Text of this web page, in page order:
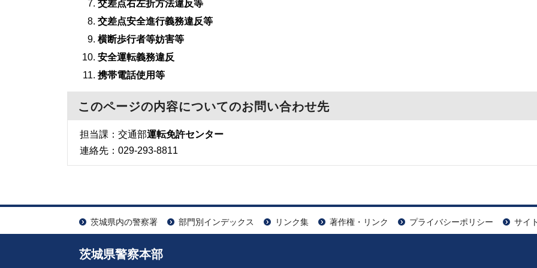
交差点右左折方法違反等
交差点安全進行義務違反等
横断歩行者等妨害等
安全運転義務違反
携帯電話使用等
このページの内容についてのお問い合わせ先
担当課：交通部運転免許センター
連絡先：029-293-8811
茨城県内の警察署 部門別インデックス リンク集 著作権・リンク プライバシーポリシー サイ
茨城県警察本部